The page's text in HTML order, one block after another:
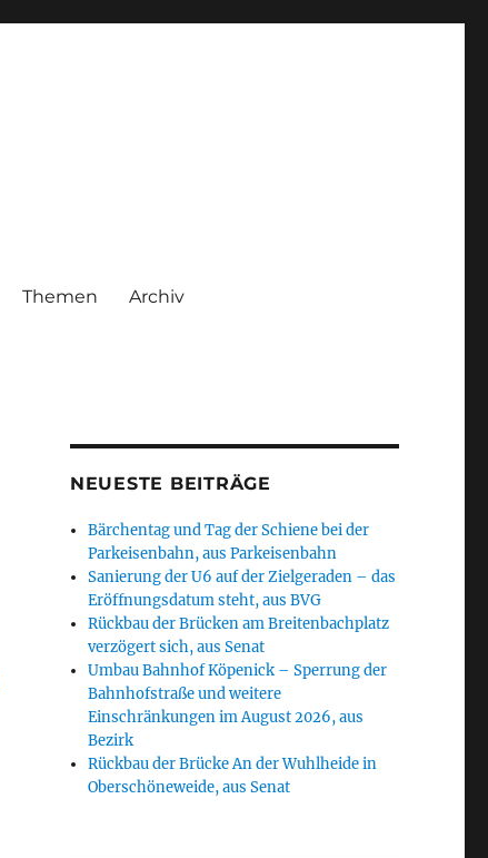
Themen Archiv
NEUESTE BEITRÄGE
Bärchentag und Tag der Schiene bei der
Parkeisenbahn, aus Parkeisenbahn
Sanierung der U6 auf der Zielgeraden – das
Eröffnungsdatum steht, aus BVG
Rückbau der Brücken am Breitenbachplatz
verzögert sich, aus Senat
Umbau Bahnhof Köpenick – Sperrung der
Bahnhofstraße und weitere
Einschränkungen im August 2026, aus
Bezirk
Rückbau der Brücke An der Wuhlheide in
Oberschöneweide, aus Senat